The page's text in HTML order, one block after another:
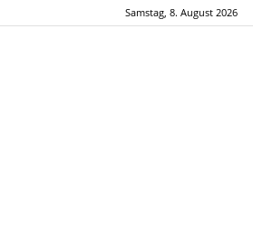
Samstag, 8. August 2026